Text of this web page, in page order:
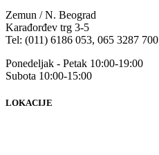
Zemun / N. Beograd
Karađorđev trg 3-5
Tel: (011) 6186 053, 065 3287 700
Ponedeljak - Petak 10:00-19:00
Subota 10:00-15:00
LOKACIJE